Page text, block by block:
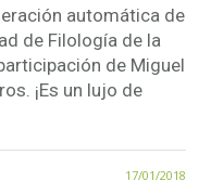
automática de
de Filología de la
de Miguel
¡Es un lujo de
17/01/2018